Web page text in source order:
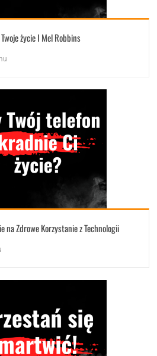
życie I Mel Robbins
na Zdrowe Korzystanie z Technologii